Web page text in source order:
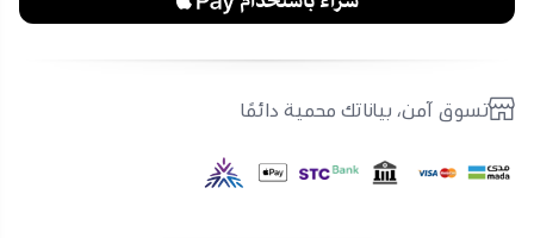
تسوق آمن، بياناتك محمية دائمًا